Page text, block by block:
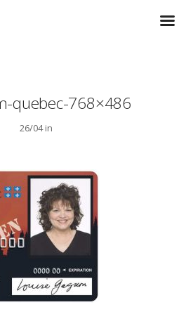
quebec-768×486
26/04 in